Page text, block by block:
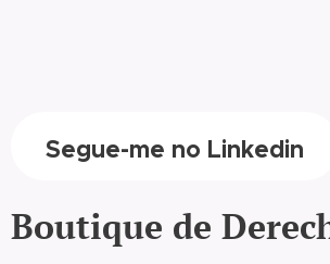
Segue-me no Linkedin
Boutique de